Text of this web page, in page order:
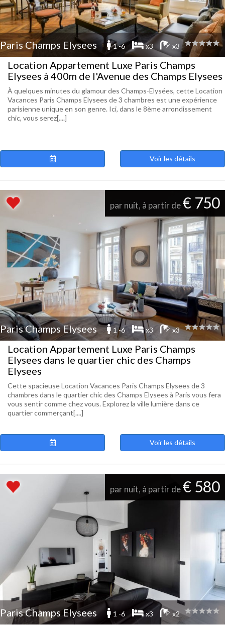
Paris Champs Elysees 1 -6 x3 x3
Location Appartement Luxe Paris Champs
Elysees à 400m de l'Avenue des Champs Elysees
À quelques minutes du glamour des Champs-Elysées, cette Location
Vacances Paris Champs Elysees de 3 chambres est une expérience
parisienne unique en son genre. Ici, dans le 8ème arrondissement
chic, vous serez[....]
Voir les détails
par nuit, à partir de€ 750
Paris Champs Elysees 1 -6 x3 x3
Location Appartement Luxe Paris Champs
Elysees dans le quartier chic des Champs
Elysees
Cette spacieuse Location Vacances Paris Champs Elysees de 3
chambres dans le quartier chic des Champs Elysees à Paris vous fera
vous sentir comme chez vous. Explorez la ville lumière dans ce
quartier commerçant[....]
Voir les détails
par nuit, à partir de€ 580
Paris Champs Elysees 1 -6 x3 x2